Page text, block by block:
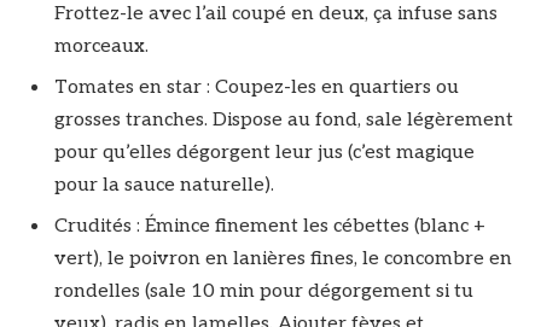
Frottez-le avec l’ail coupé en deux, ça infuse sans
morceaux.
Tomates en star : Coupez-les en quartiers ou
grosses tranches. Dispose au fond, sale légèrement
pour qu’elles dégorgent leur jus (c’est magique
pour la sauce naturelle).
Crudités : Émince finement les cébettes (blanc +
vert), le poivron en lanières fines, le concombre en
rondelles (sale 10 min pour dégorgement si tu